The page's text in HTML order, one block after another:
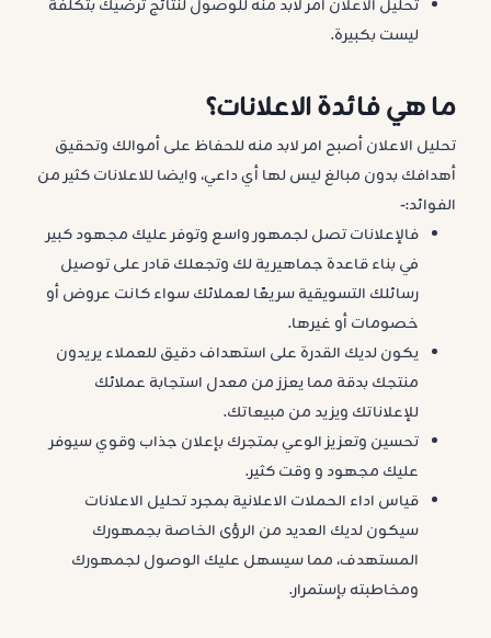
تحليل الاعلان أمر لابد منه للوصول لنتائج ترضيك بتكلفة
ليست بكبيرة.
ما هي فائدة الاعلانات؟
تحليل الاعلان أصبح امر لابد منه للحفاظ على أموالك وتحقيق
أهدافك بدون مبالغ ليس لها أي داعي، وايضا للاعلانات كثير من
الفوائد:-
فالإعلانات تصل لجمهور واسع وتوفر عليك مجهود كبير
في بناء قاعدة جماهيرية لك وتجعلك قادر على توصيل
رسائلك التسويقية سريعًا لعملائك سواء كانت عروض أو
خصومات أو غيرها.
يكون لديك القدرة على استهداف دقيق للعملاء يريدون
منتجك بدقة مما يعزز من معدل استجابة عملائك
للإعلاناتك ويزيد من مبيعاتك.
تحسين وتعزيز الوعي بمتجرك بإعلان جذاب وقوي سيوفر
عليك مجهود و وقت كثير.
قياس اداء الحملات الاعلانية بمجرد تحليل الاعلانات
سيكون لديك العديد من الرؤى الخاصة بجمهورك
المستهدف، مما سيسهل عليك الوصول لجمهورك
ومخاطبته بإستمرار.